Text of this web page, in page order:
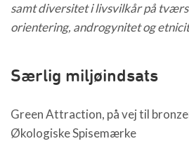
samt diversitet i livsvilkår på tværs
orientering, androgynitet og
Særlig miljøindsats
Green Attraction, på vej til
Økologiske Spisemærke